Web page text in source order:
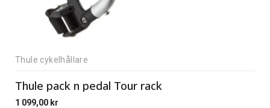
Thule cykelhållare
Thule pack n pedal Tour rack
1 099,00 kr